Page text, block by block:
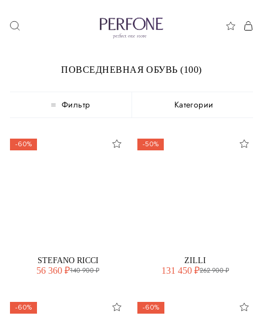
ПОВСЕДНЕВНАЯ ОБУВЬ (100)
Фильтр Категории
-60%
STEFANO RICCI
56 360 ₽140 900 ₽
-50%
ZILLI
131 450 ₽262 900 ₽
-60% -60%